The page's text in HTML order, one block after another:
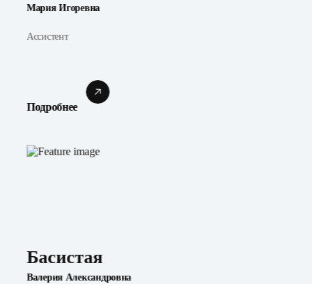
Мария Игоревна
Ассистент
Подробнее
Басистая
Валерия Александровна